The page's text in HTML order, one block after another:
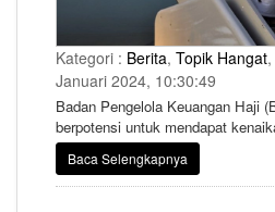
Kategori : Berita, Topik Hangat
Januari 2024, 10:30:49
Badan Pengelola Keuangan Haji
berpotensi untuk mendapat
kali lipat pada tahun 2030. Kepala
Keuangan Haji (BPKH) Fadlul
potensi kenaikan tersebut
Baca Selengkapnya